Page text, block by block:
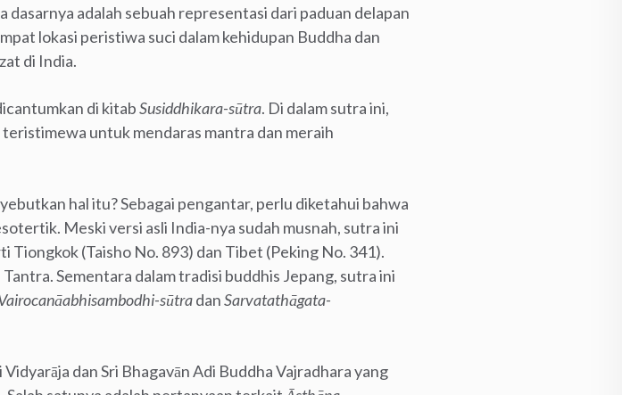
adalah sebuah representasi dari paduan delapan
lokasi peristiwa suci dalam kehidupan Buddha dan
di India.
di kitabSusiddhikara-sūtra. Di dalam sutra ini,
untuk mendaras mantra dan meraih
hal itu? Sebagai pengantar, perlu diketahui bahwa
Meski versi asli India-nya sudah musnah, sutra ini
(Taisho No. 893) dan Tibet (Peking No. 341).
Sementara dalam tradisi buddhis Jepang, sutra ini
sūtradanSarvatathāgata-
dan Sri Bhagavān Adi Buddha Vajradhara yang